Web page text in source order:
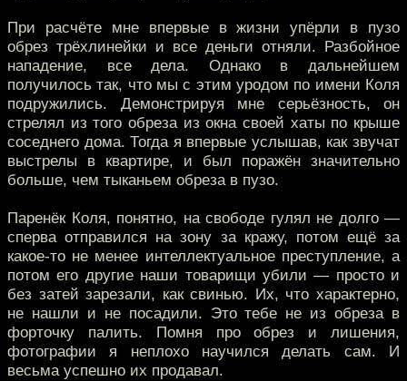
При расчёте мне впервые в жизни упёрли в пузо
обрез трёхлинейки и все деньги отняли. Разбойное
нападение, все дела. Однако в дальнейшем
получилось так, что мы с этим уродом по имени Коля
подружились. Демонстрируя мне серьёзность, он
стрелял из того обреза из окна своей хаты по крыше
соседнего дома. Тогда я впервые услышав, как звучат
выстрелы в квартире, и был поражён значительно
больше, чем тыканьем обреза в пузо.
Паренёк Коля, понятно, на свободе гулял не долго —
сперва отправился на зону за кражу, потом ещё за
какое-то не менее интеллектуальное преступление, а
потом его другие наши товарищи убили — просто и
без затей зарезали, как свинью. Их, что характерно,
не нашли и не посадили. Это тебе не из обреза в
форточку палить. Помня про обрез и лишения,
фотографии я неплохо научился делать сам. И
весьма успешно их продавал.